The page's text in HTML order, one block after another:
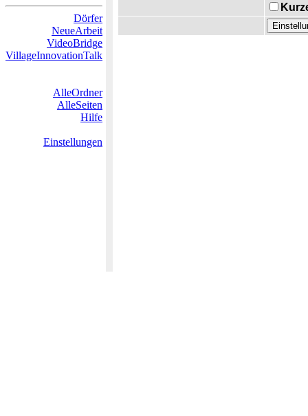
Dörfer
NeueArbeit
VideoBridge
VillageInnovationTalk
AlleOrdner
AlleSeiten
Hilfe
Einstellungen